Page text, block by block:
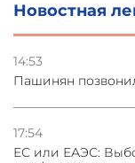
Новостная
14:53
Пашинян
17:54
ЕС или ЕАЭС: